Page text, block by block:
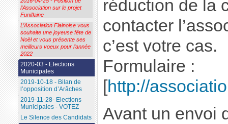
réduction de la
contacter
c’est votre cas.
Formulaire :
[http://
Avant un envoi
l’Association sur le projet
Funiflaine
L’Association Flainoise vous
souhaite une joyeuse fête de
Noël et vous présente ses
meilleurs voeux pour l’année
2022
2020-03 - Elections
Municipales
2019-10-18 - Bilan de
l’opposition d’Arâches
2019-11-28- Elections
Municipales - VOTEZ
Le Silence des Candidats